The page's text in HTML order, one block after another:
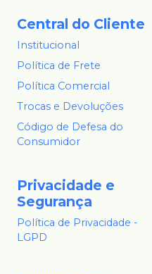
Central do Cliente
Institucional
Política de Frete
Política Comercial
Trocas e Devoluções
Código de Defesa do
Consumidor
Privacidade e
Segurança
Política de Privacidade -
LGPD